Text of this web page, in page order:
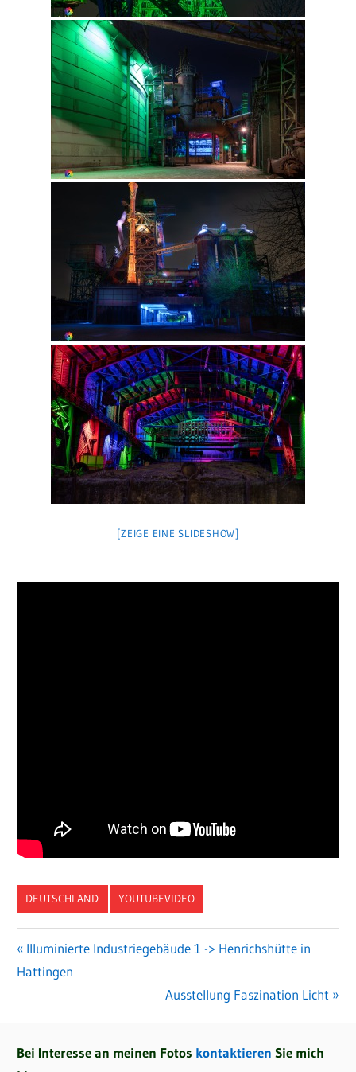
[ZEIGE EINE SLIDESHOW]
DEUTSCHLAND YOUTUBEVIDEO
Beitragsnavigation
Vorheriger
Beitrag:
Illuminierte Industriegebäude 1 -> Henrichshütte in
Hattingen
Nächster
Ausstellung Faszination Licht
Bei Interesse an meinen Fotos kontaktieren Sie mich